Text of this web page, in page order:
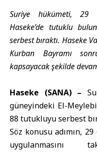
Suriye hükümeti, 29
Haseke’de tutuklu
serbest bıraktı. Haseke
Kurban Bayramı
kapsayacak şekilde
Haseke (SANA) –
güneyindeki El-
88 tutukluyu serbest
Söz konusu adımın,